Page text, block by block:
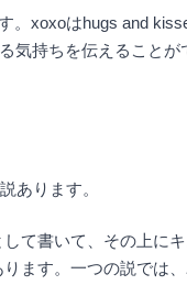
xoxoはhugs and
持ちを伝えることが
あります。
て書いて、その上に
ます。一つの説では